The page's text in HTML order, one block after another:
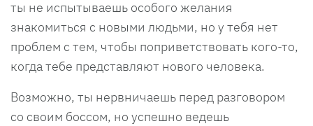
ты не испытываешь особого желания
знакомиться с новыми людьми, но у тебя нет
проблем с тем, чтобы поприветствовать кого-то,
когда тебе представляют нового человека.
Возможно, ты нервничаешь перед разговором
со своим боссом, но успешно ведешь